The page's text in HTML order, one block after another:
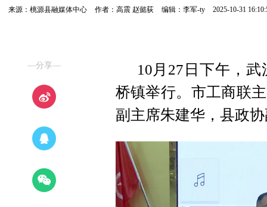
来源：桃源县融媒体中心 作者：高震 赵懿荻 编辑：李军-ty 2025-10-31
—分享—
10月27日下午，
桥镇举行。市工商联
副主席朱建华，县政